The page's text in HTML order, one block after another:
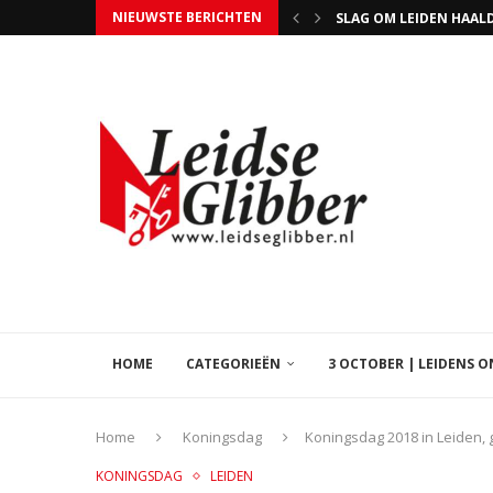
NIEUWSTE BERICHTEN
MARJOLIJN VAN DER
HOME CATEGORIEËN 3 OCTOBER | LEIDENS
Home Koningsdag Koningsdag 2018 in
KONINGSDAG LEIDEN